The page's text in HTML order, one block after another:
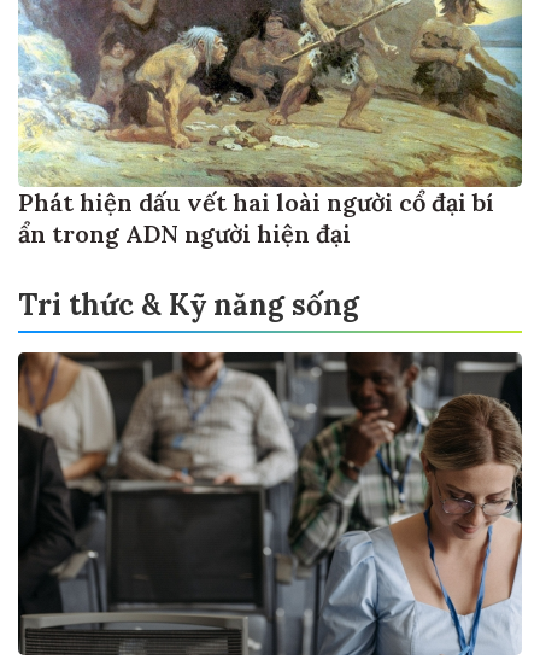
Phát hiện dấu vết hai loài người cổ đại bí
ẩn trong ADN người hiện đại
Tri thức & Kỹ năng sống